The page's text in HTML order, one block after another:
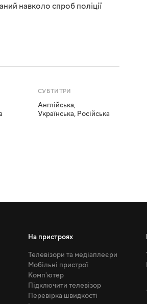
навколо спроб поліції
СУБТИТРИ
Англійська,
Українська, Російська
На пристроях
Телевізори та медіаплеєри
Мобільні пристрої
Комп'ютер
Підключити телевізор
Перевірка швидкості